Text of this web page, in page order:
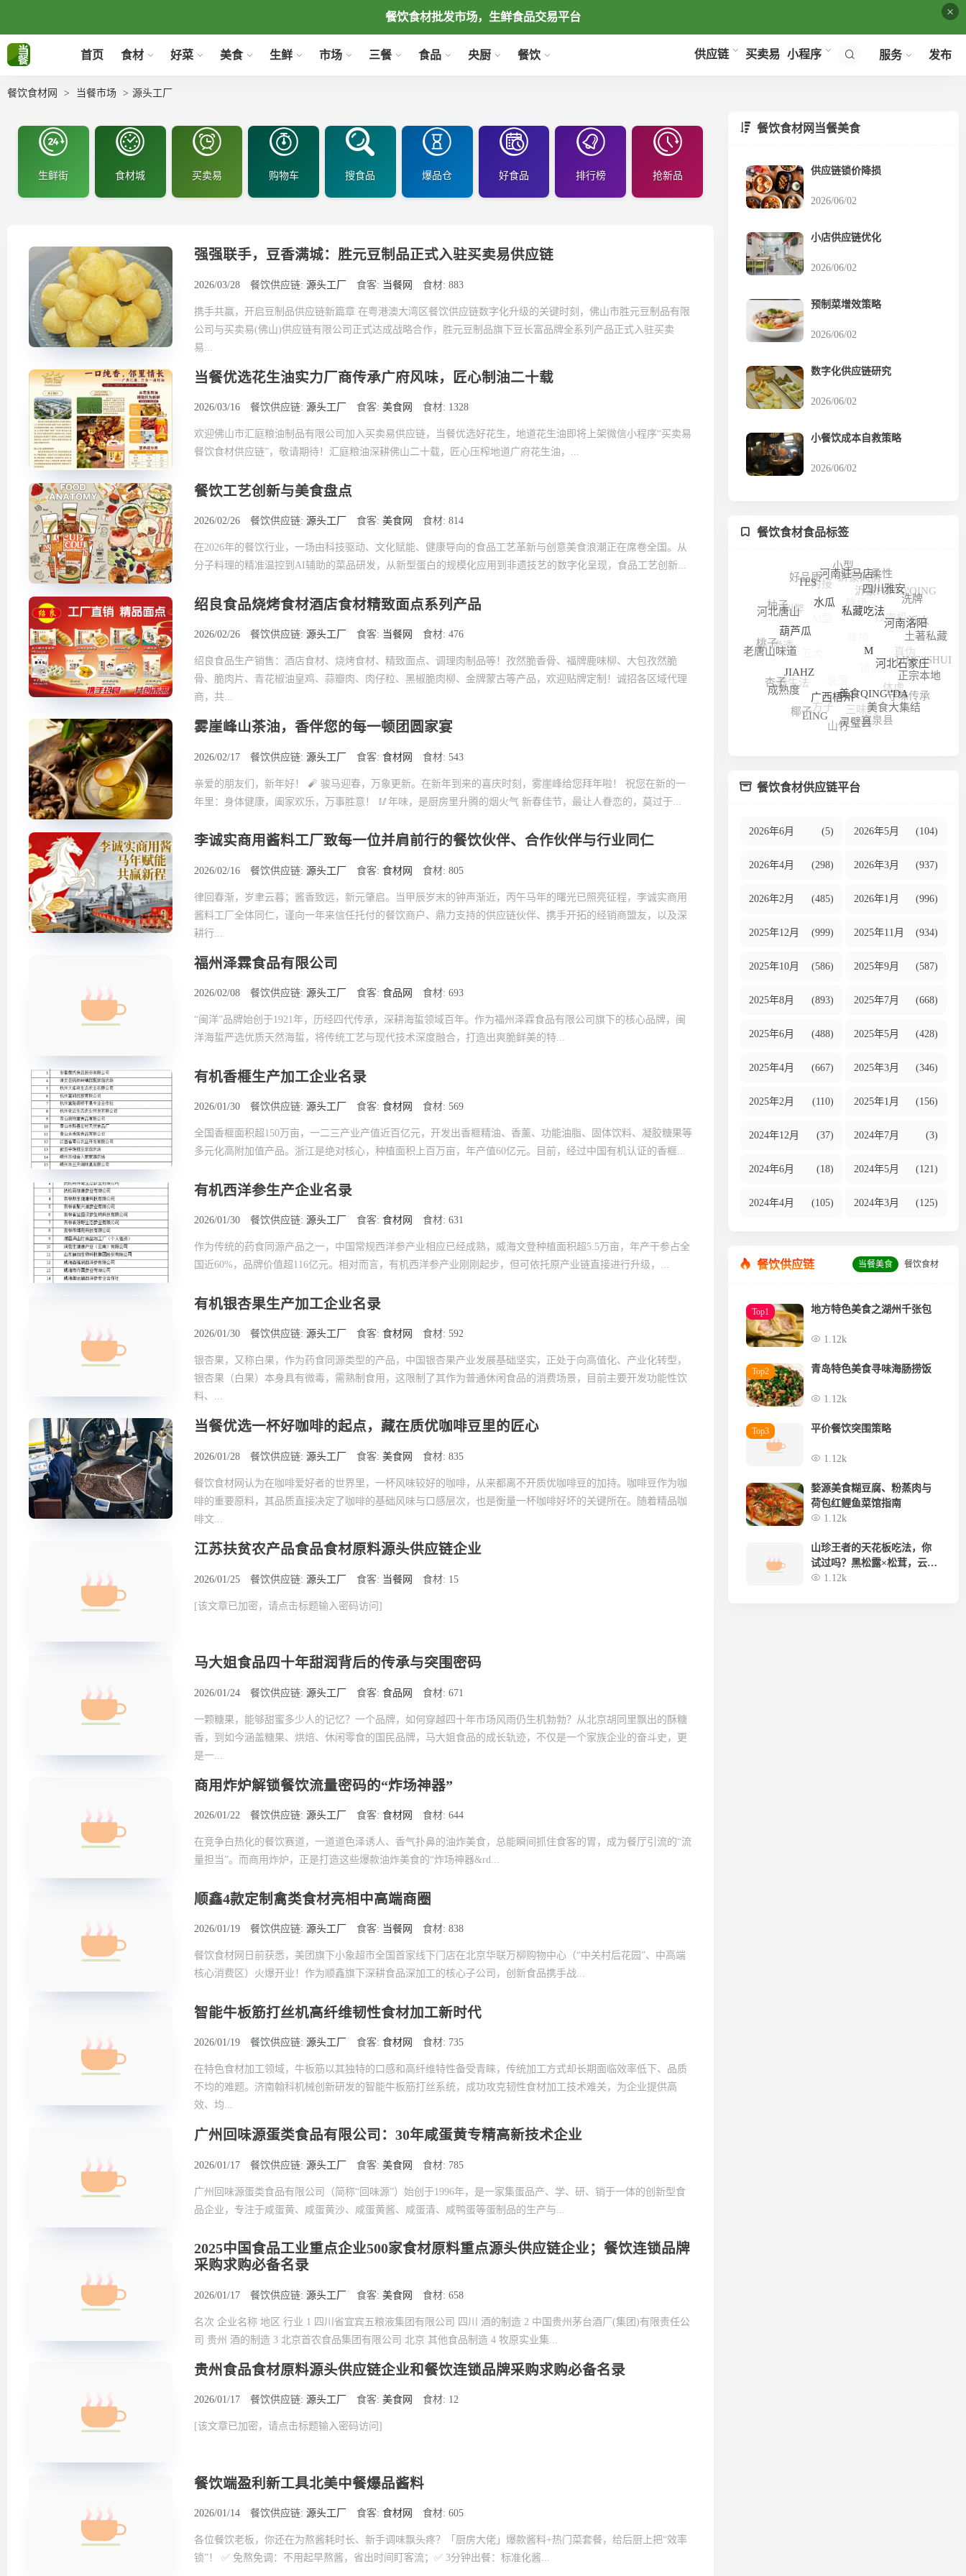
餐饮食材批发市场，生鲜食品交易平台 ×
首页 食材 好菜 美食 生鲜 市场 三餐 食品 央厨 餐饮 供应链 买卖易 小程序 服务 发布
餐饮食材网 当餐市场 源头工厂
生鲜街 食材城 买卖易 购物车 搜食品 爆品仓 好食品 排行榜 抢新品
强强联手，豆香满城：胜元豆制品正式入驻买卖易供应链
2026/03/28 餐饮供应链: 源头工厂 食客: 当餐网 食材: 883
携手共赢，开启豆制品供应链新篇章 在粤港澳大湾区餐饮供应链数字化升级的关键时刻，佛山市胜元豆制品有限
公司与买卖易(佛山)供应链有限公司正式达成战略合作，胜元豆制品旗下豆长富品牌全系列产品正式入驻买卖
易...
当餐优选花生油实力厂商传承广府风味，匠心制油二十载
2026/03/16 餐饮供应链: 源头工厂 食客: 美食网 食材: 1328
欢迎佛山市汇庭粮油制品有限公司加入买卖易供应链，当餐优选好花生，地道花生油即将上架微信小程序“买卖易
餐饮食材供应链”，敬请期待！汇庭粮油深耕佛山二十载，匠心压榨地道广府花生油，...
餐饮工艺创新与美食盘点
2026/02/26 餐饮供应链: 源头工厂 食客: 美食网 食材: 814
在2026年的餐饮行业，一场由科技驱动、文化赋能、健康导向的食品工艺革新与创意美食浪潮正在席卷全国。从
分子料理的精准温控到AI辅助的菜品研发，从新型蛋白的规模化应用到非遗技艺的数字化呈现，食品工艺创新...
绍良食品烧烤食材酒店食材精致面点系列产品
2026/02/26 餐饮供应链: 源头工厂 食客: 当餐网 食材: 476
绍良食品生产销售：酒店食材、烧烤食材、精致面点、调理肉制品等！孜然脆香骨、福牌鹿味柳、大包孜然脆
骨、脆肉片、青花椒油皇鸡、蒜瓣肉、肉仔粒、黑椒脆肉柳、金牌蒙古等产品，欢迎贴牌定制！诚招各区域代理
商，共...
雾崖峰山茶油，香伴您的每一顿团圆家宴
2026/02/17 餐饮供应链: 源头工厂 食客: 食材网 食材: 543
亲爱的朋友们，新年好！ 🧨 骏马迎春，万象更新。在新年到来的喜庆时刻，雾崖峰给您拜年啦！ 祝您在新的一
年里：身体健康，阖家欢乐，万事胜意！ 🥢年味，是厨房里升腾的烟火气 新春佳节，最让人眷恋的，莫过于...
李诚实商用酱料工厂致每一位并肩前行的餐饮伙伴、合作伙伴与行业同仁
2026/02/16 餐饮供应链: 源头工厂 食客: 食材网 食材: 805
律回春渐，岁聿云暮；酱香致远，新元肇启。当甲辰岁末的钟声渐近，丙午马年的曙光已照亮征程，李诚实商用
酱料工厂全体同仁，谨向一年来信任托付的餐饮商户、鼎力支持的供应链伙伴、携手开拓的经销商盟友，以及深
耕行...
福州泽霖食品有限公司
2026/02/08 餐饮供应链: 源头工厂 食客: 食品网 食材: 693
“闽洋”品牌始创于1921年，历经四代传承，深耕海蜇领域百年。作为福州泽霖食品有限公司旗下的核心品牌，闽
洋海蜇严选优质天然海蜇，将传统工艺与现代技术深度融合，打造出爽脆鲜美的特...
有机香榧生产加工企业名录
2026/01/30 餐饮供应链: 源头工厂 食客: 食材网 食材: 569
全国香榧面积超150万亩，一二三产业产值近百亿元，开发出香榧精油、香薰、功能油脂、固体饮料、凝胶糖果等
多元化高附加值产品。浙江是绝对核心，种植面积上百万亩，年产值60亿元。目前，经过中国有机认证的香榧...
有机西洋参生产企业名录
2026/01/30 餐饮供应链: 源头工厂 食客: 食材网 食材: 631
作为传统的药食同源产品之一，中国常规西洋参产业相应已经成熟，威海文登种植面积超5.5万亩，年产干参占全
国近60%，品牌价值超116亿元。相对而言，有机西洋参产业刚刚起步，但可依托原产业链直接进行升级，...
有机银杏果生产加工企业名录
2026/01/30 餐饮供应链: 源头工厂 食客: 食材网 食材: 592
银杏果，又称白果，作为药食同源类型的产品，中国银杏果产业发展基础坚实，正处于向高值化、产业化转型，
银杏果（白果）本身具有微毒，需熟制食用，这限制了其作为普通休闲食品的消费场景，目前主要开发功能性饮
料、...
当餐优选一杯好咖啡的起点，藏在质优咖啡豆里的匠心
2026/01/28 餐饮供应链: 源头工厂 食客: 美食网 食材: 835
餐饮食材网认为在咖啡爱好者的世界里，一杯风味较好的咖啡，从来都离不开质优咖啡豆的加持。咖啡豆作为咖
啡的重要原料，其品质直接决定了咖啡的基础风味与口感层次，也是衡量一杯咖啡好坏的关键所在。随着精品咖
啡文...
江苏扶贫农产品食品食材原料源头供应链企业
2026/01/25 餐饮供应链: 源头工厂 食客: 当餐网 食材: 15
[该文章已加密，请点击标题输入密码访问]
马大姐食品四十年甜润背后的传承与突围密码
2026/01/24 餐饮供应链: 源头工厂 食客: 食品网 食材: 671
一颗糖果，能够甜蜜多少人的记忆？一个品牌，如何穿越四十年市场风雨仍生机勃勃？从北京胡同里飘出的酥糖
香，到如今涵盖糖果、烘焙、休闲零食的国民品牌，马大姐食品的成长轨迹，不仅是一个家族企业的奋斗史，更
是一...
商用炸炉解锁餐饮流量密码的“炸场神器”
2026/01/22 餐饮供应链: 源头工厂 食客: 食材网 食材: 644
在竞争白热化的餐饮赛道，一道道色泽诱人、香气扑鼻的油炸美食，总能瞬间抓住食客的胃，成为餐厅引流的“流
量担当”。而商用炸炉，正是打造这些爆款油炸美食的“炸场神器&rd...
顺鑫4款定制禽类食材亮相中高端商圈
2026/01/19 餐饮供应链: 源头工厂 食客: 当餐网 食材: 838
餐饮食材网日前获悉，美团旗下小象超市全国首家线下门店在北京华联万柳购物中心（“中关村后花园”、中高端
核心消费区）火爆开业！作为顺鑫旗下深耕食品深加工的核心子公司，创新食品携手战...
智能牛板筋打丝机高纤维韧性食材加工新时代
2026/01/19 餐饮供应链: 源头工厂 食客: 食材网 食材: 735
在特色食材加工领域，牛板筋以其独特的口感和高纤维特性备受青睐，传统加工方式却长期面临效率低下、品质
不均的难题。济南翰科机械创新研发的智能牛板筋打丝系统，成功攻克韧性食材加工技术难关，为企业提供高
效、均...
广州回味源蛋类食品有限公司：30年咸蛋黄专精高新技术企业
2026/01/17 餐饮供应链: 源头工厂 食客: 美食网 食材: 785
广州回味源蛋类食品有限公司（简称“回味源”）始创于1996年，是一家集蛋品产、学、研、销于一体的创新型食
品企业，专注于咸蛋黄、咸蛋黄沙、咸蛋黄酱、咸蛋清、咸鸭蛋等蛋制品的生产与...
2025中国食品工业重点企业500家食材原料重点源头供应链企业；餐饮连锁品牌
采购求购必备名录
2026/01/17 餐饮供应链: 源头工厂 食客: 美食网 食材: 658
名次 企业名称 地区 行业 1 四川省宜宾五粮液集团有限公司 四川 酒的制造 2 中国贵州茅台酒厂(集团)有限责任公
司 贵州 酒的制造 3 北京首农食品集团有限公司 北京 其他食品制造 4 牧原实业集...
贵州食品食材原料源头供应链企业和餐饮连锁品牌采购求购必备名录
2026/01/17 餐饮供应链: 源头工厂 食客: 美食网 食材: 12
[该文章已加密，请点击标题输入密码访问]
餐饮端盈利新工具北美中餐爆品酱料
2026/01/14 餐饮供应链: 源头工厂 食客: 食材网 食材: 605
各位餐饮老板，你还在为熬酱耗时长、新手调味飘头疼？「厨房大佬」爆款酱料+热门菜套餐，给后厨上把“效率
锁”！ ✅ 免熬免调：不用起早熬酱，省出时间盯客流；✅ 3分钟出餐：标准化酱...
餐饮食材网当餐美食
供应链锁价降损
2026/06/02
小店供应链优化
2026/06/02
预制菜增效策略
2026/06/02
数字化供应链研究
2026/06/02
小餐饮成本自救策略
2026/06/02
餐饮食材食品标签
锁价
五大
M型
降级
绞肉机
真伪
体虚
三味药
方子
养生法
渗透
利弊
对接
沂蒙风情
沂蒙FENG\'QING
沂水
LING\'SHUI
守味传承
突泉县
山竹
椰子
杏子
桃子
柚子
好品质
小型
柔性
洗牌
土著私藏
正宗本地
美食大集结
灵璧县
LING
成熟度
老唐山味道
河北唐山
TES
河南驻马店
四川雅安
河南洛阳
河北石家庄
美食QING\'DA
广西梧州
JIAHZ
葫芦瓜
水瓜
私藏吃法
M
餐饮食材供应链平台
2026年6月 (5) 2026年5月 (104)
2026年4月 (298) 2026年3月 (937)
2026年2月 (485) 2026年1月 (996)
2025年12月 (999) 2025年11月 (934)
2025年10月 (586) 2025年9月 (587)
2025年8月 (893) 2025年7月 (668)
2025年6月 (488) 2025年5月 (428)
2025年4月 (667) 2025年3月 (346)
2025年2月 (110) 2025年1月 (156)
2024年12月 (37) 2024年7月 (3)
2024年6月 (18) 2024年5月 (121)
2024年4月 (105) 2024年3月 (125)
餐饮供应链 当餐美食 餐饮食材
Top1 地方特色美食之湖州千张包
1.12k
Top2 青岛特色美食寻味海肠捞饭
1.12k
Top3 平价餐饮突围策略
1.12k
婺源美食糊豆腐、粉蒸肉与
荷包红鲤鱼菜馆指南
1.12k
山珍王者的天花板吃法，你
试过吗？黑松露×松茸，云南
空运，极致体验
1.12k